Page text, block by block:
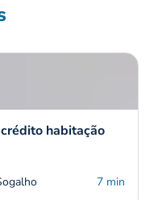
habitação
7 min